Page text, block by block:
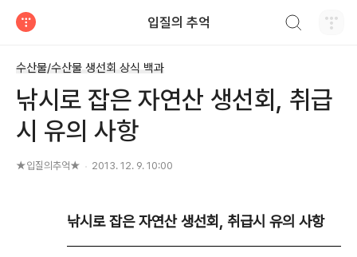
입질의 추억
수산물/수산물 생선회 상식 백과
낚시로 잡은 자연산 생선회, 취급
시 유의 사항
★입질의추억★ 2013. 12. 9. 10:00
낚시로 잡은 자연산 생선회, 취급시 유의 사항